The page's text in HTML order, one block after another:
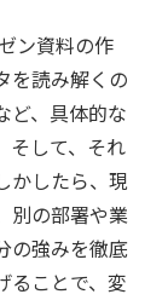
ン資料の作
を読み解くの
ど、具体的な
そして、それ
かしたら、現
別の部署や業
の強みを徹底
ることで、変